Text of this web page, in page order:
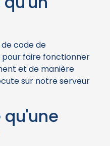
code de
faire fonctionner
et de manière
sur notre serveur